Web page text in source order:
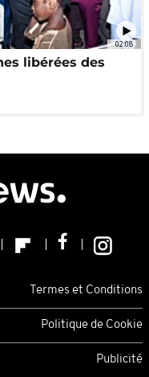
02:08
libérées des
Termes et Conditions
Politique de Cookie
Publicité